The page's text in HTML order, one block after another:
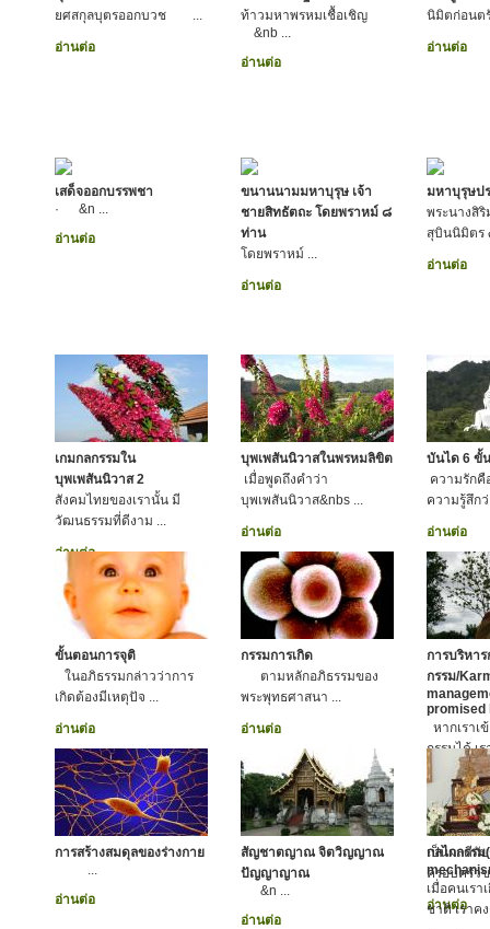
ยศสกุลบุตรออกบวช ...
อ่านต่อ
ท้าวมหาพรหมเชื้อเชิญ
&nb ...
อ่านต่อ
นิมิตก่อน
อ่านต่อ
เสด็จออกบรรพชา
· &n ...
อ่านต่อ
ขนานนามมหาบุรุษ เจ้า
ชายสิทธัตถะ โดยพราหม์ ๘
ท่าน
โดยพราหม์ ...
อ่านต่อ
มหาบุรุษป
พระนางสิ
สุบินนิมิตร
อ่านต่อ
เกมกลกรรมใน
บุพเพสันนิวาส 2
สังคมไทยของเรานั้น มี
วัฒนธรรมที่ดีงาม ...
อ่านต่อ
บุพเพสันนิวาสในพรหมลิขิต
เมื่อพูดถึงคำว่า
บุพเพสันนิวาส&nbs ...
อ่านต่อ
บันได 6 ขั้
ความรักคื
ความรู้สึกว่
อ่านต่อ
ขั้นตอนการจุติ
ในอภิธรรมกล่าวว่าการ
เกิดต้องมีเหตุปัจ ...
อ่านต่อ
กรรมการเกิด
ตามหลักอภิธรรมของ
พระพุทธศาสนา ...
อ่านต่อ
การบริหา
กรรม/
promised
หากเราเ
กรรมได้ เ
บริหารกรร
ขณะเดีย
ของเราให้
ยถากรรม
เป็นผลดีกั
ครอบครัวข
อ่านต่อ
การสร้างสมดุลของร่างกาย
...
อ่านต่อ
สัญชาตญาณ จิตวิญญาณ
ปัญญาญาณ
&n ...
อ่านต่อ
กลไกกรร
เมื่อคนเร
ชาติ เราค